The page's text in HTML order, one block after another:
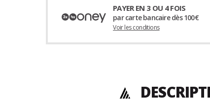
PAYER EN 3 OU 4 FOIS
par carte bancaire dès 100€
Voir les conditions